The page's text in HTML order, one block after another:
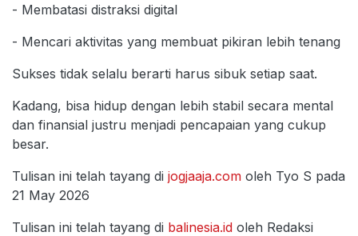
- Membatasi distraksi digital
- Mencari aktivitas yang membuat pikiran lebih tenang
Sukses tidak selalu berarti harus sibuk setiap saat.
Kadang, bisa hidup dengan lebih stabil secara mental
dan finansial justru menjadi pencapaian yang cukup
besar.
Tulisan ini telah tayang di jogjaaja.com oleh Tyo S pada
21 May 2026
Tulisan ini telah tayang di balinesia.id oleh Redaksi